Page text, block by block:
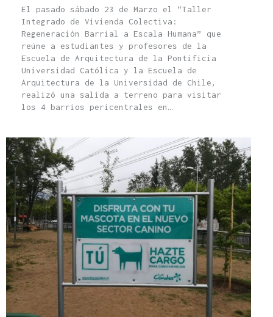
El pasado sábado 23 de Marzo el “Taller
Integrado de Vivienda Colectiva:
Regeneración Barrial a Escala Humana” que
reúne a estudiantes y profesores de la
Escuela de Arquitectura de la Pontificia
Universidad Católica y la Escuela de
Arquitectura de la Universidad de Chile,
realizó una salida a terreno para visitar
los 4 barrios pericentrales en…